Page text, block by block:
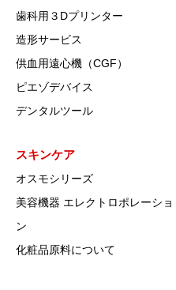
歯科用３Dプリンター
造形サービス
供血用遠心機（CGF）
ピエゾデバイス
デンタルツール
スキンケア
オスモシリーズ
美容機器 エレクトロポレーショ
ン
化粧品原料について